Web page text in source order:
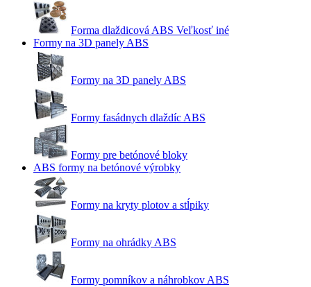
Forma dlaždicová ABS Veľkosť iné
Formy na 3D panely ABS
Formy na 3D panely ABS
Formy fasádnych dlaždíc ABS
Formy pre betónové bloky
ABS formy na betónové výrobky
Formy na kryty plotov a stĺpiky
Formy na ohrádky ABS
Formy pomníkov a náhrobkov ABS